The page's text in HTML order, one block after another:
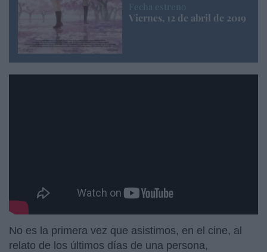
Fecha estreno
Viernes, 12 de abril de 2019
No es la primera vez que asistimos, en el cine, al
relato de los últimos días de una persona,